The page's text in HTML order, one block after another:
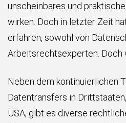
unscheinbares und
wirken. Doch in letzter Zeit
erfahren, sowohl von
Arbeitsrechtsexperten. Doch
Neben dem kontinuierlichen
Datentransfers in
USA, gibt es diverse